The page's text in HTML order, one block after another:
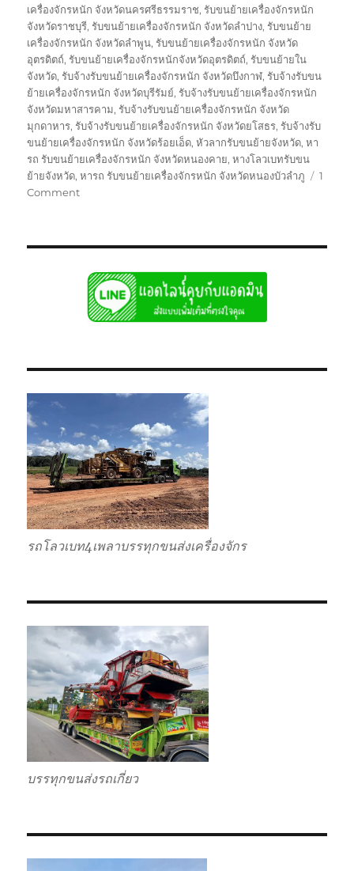
เครื่องจักรหนัก จังหวัดนครศรีธรรมราช,รับขนย้ายเครื่องจักรหนัก
จังหวัดราชบุรี,รับขนย้ายเครื่องจักรหนัก จังหวัดลำปาง,รับขนย้าย
เครื่องจักรหนัก จังหวัดลำพูน,รับขนย้ายเครื่องจักรหนัก จังหวัด
อุตรดิตถ์,รับขนย้ายเครื่องจักรหนักจังหวัดอุตรดิตถ์,รับขนย้ายใน
จังหวัด,รับจ้างรับขนย้ายเครื่องจักรหนัก จังหวัดบึงกาฬ,รับจ้างรับขน
ย้ายเครื่องจักรหนัก จังหวัดบุรีรัมย์,รับจ้างรับขนย้ายเครื่องจักรหนัก
จังหวัดมหาสารคาม,รับจ้างรับขนย้ายเครื่องจักรหนัก จังหวัด
มุกดาหาร,รับจ้างรับขนย้ายเครื่องจักรหนัก จังหวัดยโสธร,รับจ้างรับ
ขนย้ายเครื่องจักรหนัก จังหวัดร้อยเอ็ด,หัวลากรับขนย้ายจังหวัด,หา
รถ รับขนย้ายเครื่องจักรหนัก จังหวัดหนองคาย,หางโลวเบทรับขน
ย้ายจังหวัด,หารถ รับขนย้ายเครื่องจักรหนัก จังหวัดหนองบัวลำภู
1
Commenton
บรรทุก
รับ
ส่ง
ไป
กลับ
รวม
รถโลวเบท4เพลาบรรทุกขนส่งเครื่องจักร
บรรทุกขนส่งรถเกี่ยว